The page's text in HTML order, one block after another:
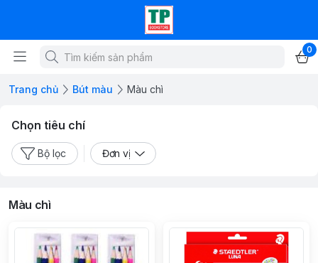
0
Trang chủ Bút màu Màu chì
Chọn tiêu chí
Bộ lọc Đơn vị
Màu chì